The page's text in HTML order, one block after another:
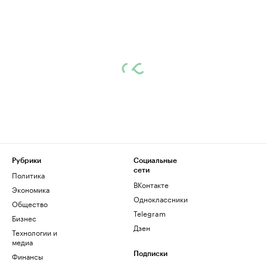
Рубрики
Политика
Экономика
Общество
Бизнес
Технологии и
медиа
Финансы
Социальные
сети
ВКонтакте
Одноклассники
Telegram
Дзен
Подписки